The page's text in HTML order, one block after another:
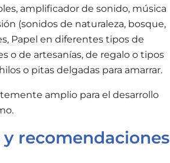
amplificador de sonido, música
(sonidos de naturaleza, bosque,
Papel en diferentes tipos de
o de artesanías, de regalo o tipos
o pitas delgadas para amarrar.
amplio para el desarrollo
recomendaciones